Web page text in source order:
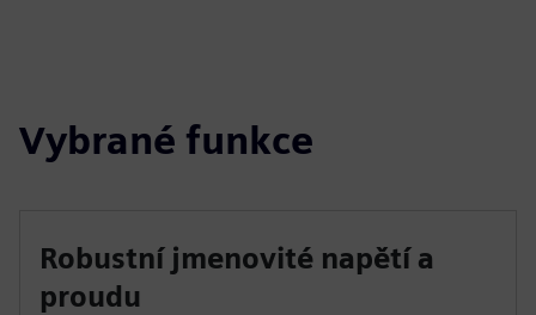
Vybrané funkce
Robustní jmenovité napětí a
proudu